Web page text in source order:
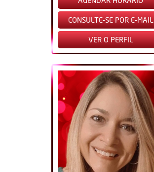
CONSULTE-SE POR E-MAIL
VER O PERFIL